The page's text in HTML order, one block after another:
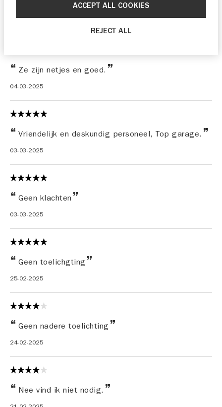
Ze zijn netjes en goed.
04-03-2025
Vriendelijk en deskundig personeel, Top garage.
03-03-2025
Geen klachten
03-03-2025
Geen toelichgting
25-02-2025
Geen nadere toelichting
24-02-2025
Nee vind ik niet nodig.
REJECT ALL
ACCEPT ALL COOKIES